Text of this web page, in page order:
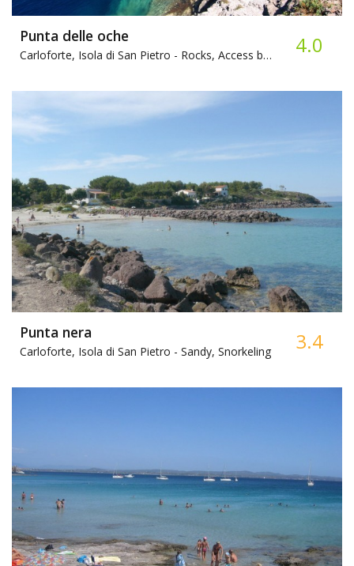
Punta delle oche
Carloforte, Isola di San Pietro - Rocks, Access by sea 4.0
Punta nera
Carloforte, Isola di San Pietro - Sandy, Snorkeling 3.4